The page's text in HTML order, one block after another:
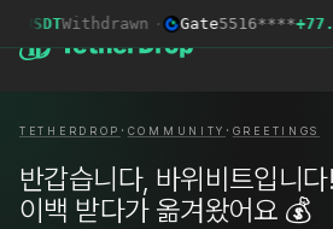
USDTWithdrawn · Gate5516****
TETHERDROP · COMMUNITY · GREETINGS
반갑습니다, 바위비트입니
이백 받다가 옮겨왔어요 💰